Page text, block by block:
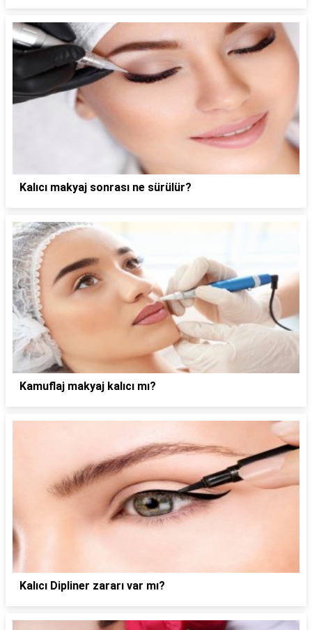
Kalıcı makyaj sonrası ne sürülür?
Kamuflaj makyaj kalıcı mı?
Kalıcı Dipliner zararı var mı?